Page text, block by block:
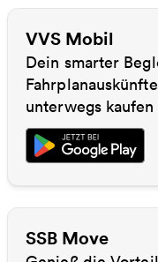
VVS Mobil
Dein smarter
unterwegs
SSB Move